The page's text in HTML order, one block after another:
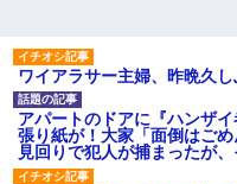
ワイアラサー主婦、昨晩久
アパートのドアに『ハンザ
張り紙が！大家「面倒はご
見回りで犯人が捕まったが